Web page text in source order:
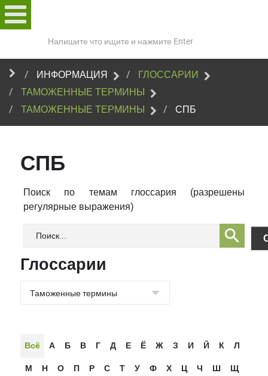
сайту
ИНФОРМАЦИЯ
ГЛОССАРИИ
ТАМОЖЕННЫЕ ТЕРМИНЫ
ТАМОЖЕННЫЕ ТЕРМИНЫ
СПБ
СПБ
Поиск по темам глоссария (разрешены
регулярные выражения)
Глоссарии
Всё А Б В Г Д Е Ё Ж З И Й К
Л
М
Н О П Р С Т У Ф Х Ц Ч Ш
Щ